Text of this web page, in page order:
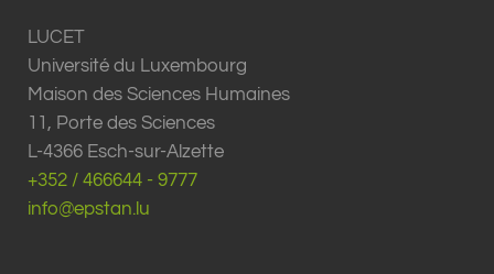
LUCET
Université du Luxembourg
Maison des Sciences Humaines
11, Porte des Sciences
L-4366 Esch-sur-Alzette
+352 / 466644 - 9777
info@epstan.lu